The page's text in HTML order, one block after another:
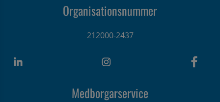
Organisationsnummer
212000-2437
Medborgarservice